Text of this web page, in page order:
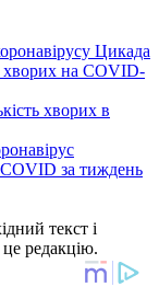
Цикада
хворих на COVID-
хворих в
COVID за тиждень
текст і
редакцію.